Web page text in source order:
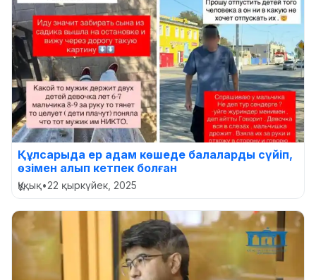
Құлсарыда ер адам көшеде балаларды сүйіп,
өзімен алып кетпек болған
Құқық•22 қыркүйек, 2025